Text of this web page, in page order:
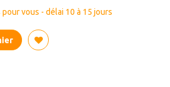
vous - délai 10 à 15 jours